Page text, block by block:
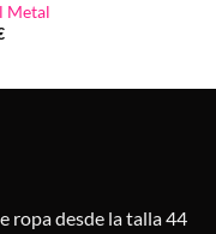
Metal
ropa desde la talla 44